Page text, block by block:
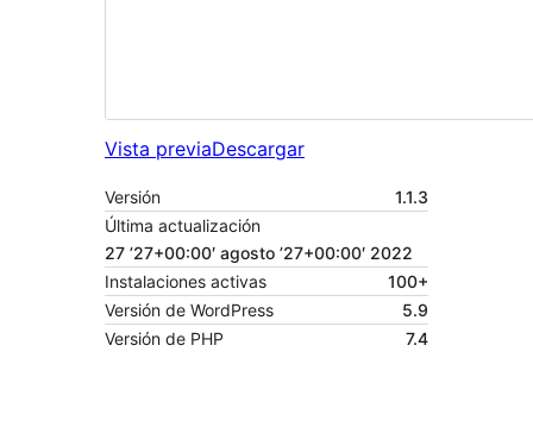
Vista previaDescargar
Versión
1.1.3
Última actualización
27 ’27+00:00′ agosto ’27+00:00′ 2022
Instalaciones activas
100+
Versión de WordPress
5.9
Versión de PHP
7.4